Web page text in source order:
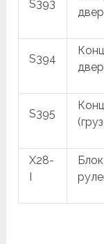
S393
S394
S395
X28-